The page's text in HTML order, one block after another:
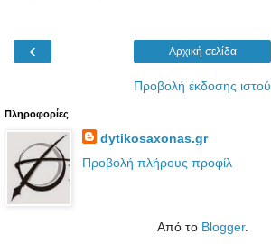
‹ Αρχική σελίδα
Προβολή έκδοσης ιστού
Πληροφορίες
dytikosaxonas.gr
Προβολή πλήρους προφίλ
Από το Blogger.